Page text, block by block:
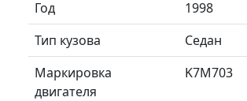
Год
1998
Тип кузова
Седан
Маркировка
двигателя
K7M703